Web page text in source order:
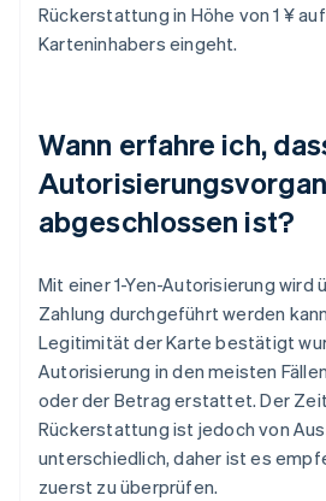
Rückerstattung in Höhe von 1 ¥
Karteninhabers eingeht.
Wann erfahre ich,
abgeschlossen ist?
Mit einer 1-Yen-Autorisierung wird
Zahlung durchgeführt werden
Legitimität der Karte bestätigt
Autorisierung in den meisten
oder der Betrag erstattet. Der
Rückerstattung ist jedoch von
unterschiedlich, daher ist es
zuerst zu überprüfen.